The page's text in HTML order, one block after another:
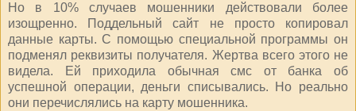
Но в 10% случаев мошенники действовали более
изощренно. Поддельный сайт не просто копировал
данные карты. С помощью специальной программы он
подменял реквизиты получателя. Жертва всего этого не
видела. Ей приходила обычная смс от банка об
успешной операции, деньги списывались. Но реально
они перечислялись на карту мошенника.